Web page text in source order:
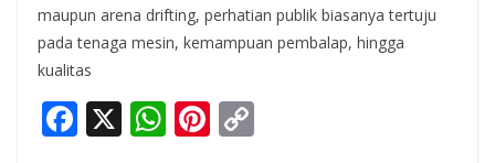
maupun arena drifting, perhatian publik biasanya tertuju
pada tenaga mesin, kemampuan pembalap, hingga
kualitas
F X W Pi